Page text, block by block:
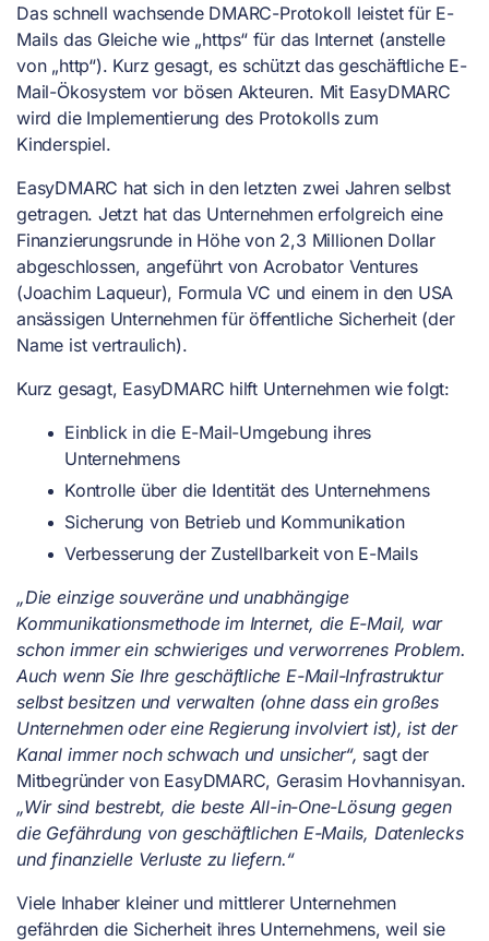
Das schnell wachsende DMARC-Protokoll leistet für E-
Mails das Gleiche wie „https“ für das Internet (anstelle
von „http“). Kurz gesagt, es schützt das geschäftliche E-
Mail-Ökosystem vor bösen Akteuren. Mit EasyDMARC
wird die Implementierung des Protokolls zum
Kinderspiel.
EasyDMARC hat sich in den letzten zwei Jahren selbst
getragen. Jetzt hat das Unternehmen erfolgreich eine
Finanzierungsrunde in Höhe von 2,3 Millionen Dollar
abgeschlossen, angeführt von Acrobator Ventures
(Joachim Laqueur), Formula VC und einem in den USA
ansässigen Unternehmen für öffentliche Sicherheit (der
Name ist vertraulich).
Kurz gesagt, EasyDMARC hilft Unternehmen wie folgt:
Einblick in die E-Mail-Umgebung ihres
Unternehmens
Kontrolle über die Identität des Unternehmens
Sicherung von Betrieb und Kommunikation
Verbesserung der Zustellbarkeit von E-Mails
„Die einzige souveräne und unabhängige
Kommunikationsmethode im Internet, die E-Mail, war
schon immer ein schwieriges und verworrenes Problem.
Auch wenn Sie Ihre geschäftliche E-Mail-Infrastruktur
selbst besitzen und verwalten (ohne dass ein großes
Unternehmen oder eine Regierung involviert ist), ist der
Kanal immer noch schwach und unsicher“, sagt der
Mitbegründer von EasyDMARC, Gerasim Hovhannisyan.
„Wir sind bestrebt, die beste All-in-One-Lösung gegen
die Gefährdung von geschäftlichen E-Mails, Datenlecks
und finanzielle Verluste zu liefern.“
Viele Inhaber kleiner und mittlerer Unternehmen
gefährden die Sicherheit ihres Unternehmens, weil sie